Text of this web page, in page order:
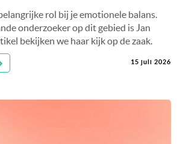
rol bij je emotionele balans.
onderzoeker op dit gebied is Jan
bekijken we haar kijk op de zaak.
15 juli 2026